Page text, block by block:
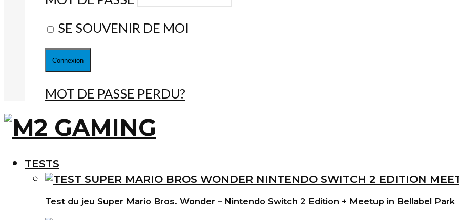
SE SOUVENIR DE MOI
MOT DE PASSE PERDU?
TESTS
Test du jeu Super Mario Bros. Wonder – Nintendo Switch 2 Edition + Meetup in Bellabel Park